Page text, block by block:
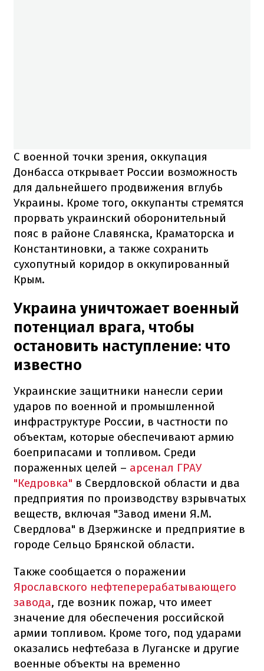
С военной точки зрения, оккупация
Донбасса открывает России возможность
для дальнейшего продвижения вглубь
Украины. Кроме того, оккупанты стремятся
прорвать украинский оборонительный
пояс в районе Славянска, Краматорска и
Константиновки, а также сохранить
сухопутный коридор в оккупированный
Крым.
Украина уничтожает военный
потенциал врага, чтобы
остановить наступление: что
известно
Украинские защитники нанесли серии
ударов по военной и промышленной
инфраструктуре России, в частности по
объектам, которые обеспечивают армию
боеприпасами и топливом. Среди
пораженных целей – арсенал ГРАУ
"Кедровка" в Свердловской области и два
предприятия по производству взрывчатых
веществ, включая "Завод имени Я.М.
Свердлова" в Дзержинске и предприятие в
городе Сельцо Брянской области.
Также сообщается о поражении
Ярославского нефтеперерабатывающего
завода, где возник пожар, что имеет
значение для обеспечения российской
армии топливом. Кроме того, под ударами
оказались нефтебаза в Луганске и другие
военные объекты на временно